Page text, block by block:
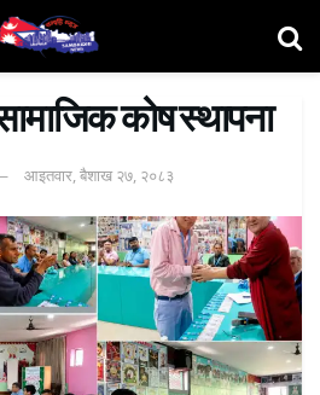
कोष स्थापना
आइतवार, बैशाख २७, २०८३